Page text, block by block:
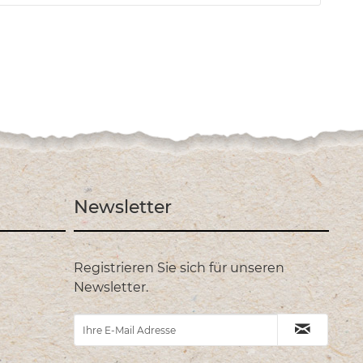
Newsletter
Registrieren Sie sich für unseren
Newsletter.